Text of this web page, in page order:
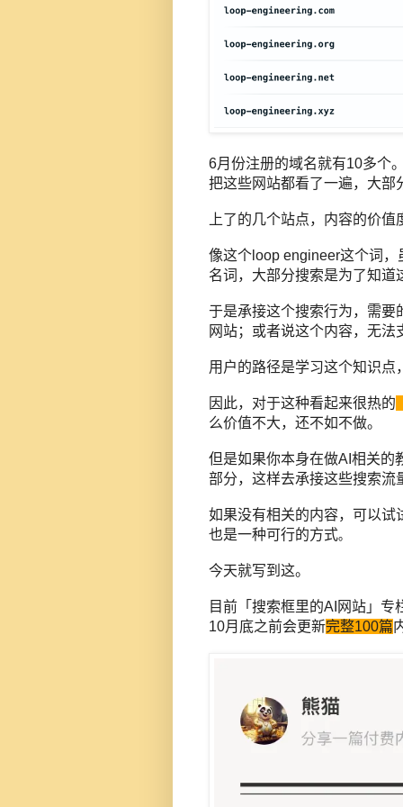
6月份注册的域名就有10多个
把这些网站都看了一遍，大部
上了的几个站点，内容的价值
像这个 loop engineer这个词
名词，大部分搜索是为了知道
于是承接这个搜索行为，需要
网站；或者说这个内容，无法
用户的路径是学习这个知识
因此，对于这种看起来很热的
么价值不大，还不如不做。
但是如果你本身在做AI相关的
部分，这样去承接这些搜索流
如果没有相关的内容，可以试
也是一种可行的方式。
今天就写到这。
目前「搜索框里的AI网站」
10月底之前会更新完整100篇